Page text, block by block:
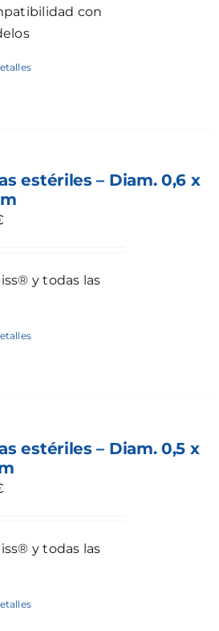
con
estériles – Diam. 0,6 x
y todas las
estériles – Diam. 0,5 x
y todas las